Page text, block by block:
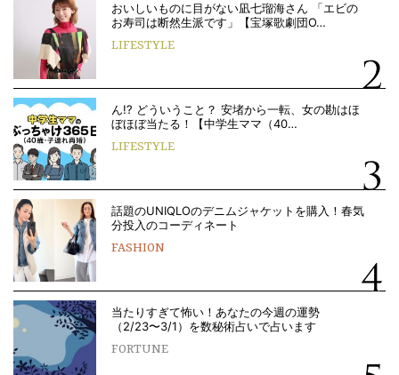
おいしいものに目がない凪七瑠海さん 「エビの
お寿司は断然生派です」【宝塚歌劇団O…
LIFESTYLE
ん!? どういうこと？ 安堵から一転、女の勘はほ
ぼほぼ当たる！【中学生ママ（40…
LIFESTYLE
話題のUNIQLOのデニムジャケットを購入！春気
分投入のコーディネート
FASHION
当たりすぎて怖い！あなたの今週の運勢
（2/23〜3/1）を数秘術占いで占います
FORTUNE